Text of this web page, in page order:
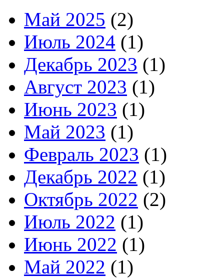
Май 2025 (2)
Июль 2024 (1)
Декабрь 2023 (1)
Август 2023 (1)
Июнь 2023 (1)
Май 2023 (1)
Февраль 2023 (1)
Декабрь 2022 (1)
Октябрь 2022 (2)
Июль 2022 (1)
Июнь 2022 (1)
Май 2022 (1)